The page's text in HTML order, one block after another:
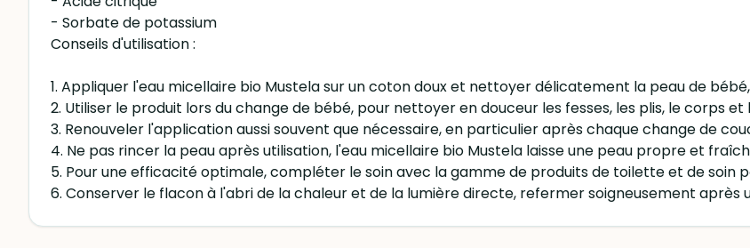
- Sorbate de potassium
Conseils d'utilisation :
1. Appliquer l'eau micellaire bio Mustela sur un coton doux et nettoyer délicatement la peau de
2. Utiliser le produit lors du change de bébé, pour nettoyer en douceur les fesses, les plis, le corps et
3. Renouveler l'application aussi souvent que nécessaire, en particulier après chaque change de
4. Ne pas rincer la peau après utilisation, l'eau micellaire bio Mustela laisse une peau propre et
5. Pour une efficacité optimale, compléter le soin avec la gamme de produits de toilette et de soin
6. Conserver le flacon à l'abri de la chaleur et de la lumière directe, refermer soigneusement après